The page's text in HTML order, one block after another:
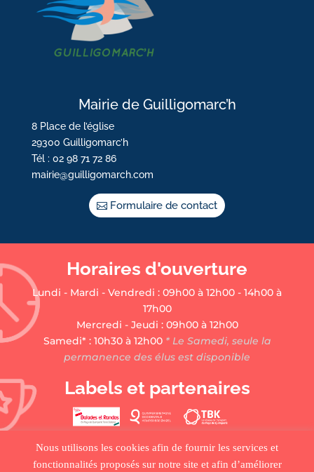
Mairie de Guilligomarc’h
8 Place de l’église
29300 Guilligomarc’h
Tél : 02 98 71 72 86
mairie@guilligomarch.com
Formulaire de contact
Horaires d'ouverture
Lundi - Mardi - Vendredi : 09h00 à 12h00 - 14h00 à
17h00
Mercredi - Jeudi : 09h00 à 12h00
Samedi* : 10h30 à 12h00* Le Samedi, seule la
permanence des élus est disponible
Labels et partenaires
Nous utilisons les cookies afin de fournir les services et
fonctionnalités proposés sur notre site et afin d’améliorer